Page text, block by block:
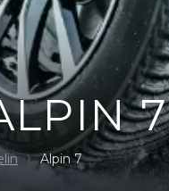
7
Alpin 7